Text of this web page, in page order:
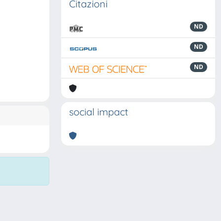
Citazioni
ND
ND
ND
social impact